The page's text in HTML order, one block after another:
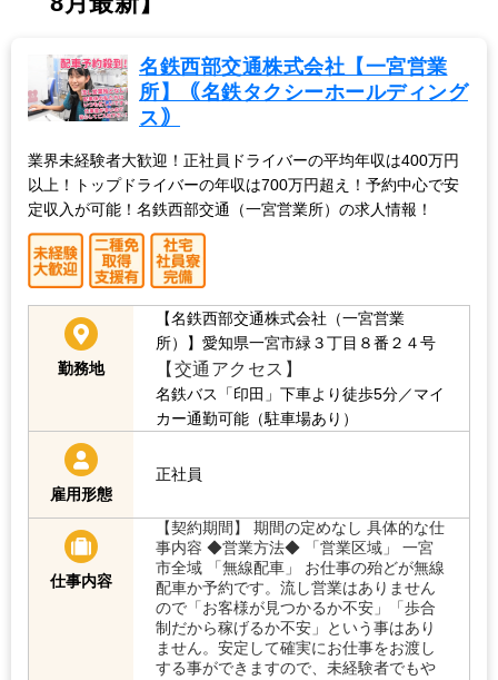
名鉄西部交通株式会社【一宮営業
所】｟名鉄タクシーホールディング
ス｠
業界未経験者大歓迎！正社員ドライバーの平均年収は400万円
以上！トップドライバーの年収は700万円超え！予約中心で安
定収入が可能！名鉄西部交通（一宮営業所）の求人情報！
勤務地
【名鉄西部交通株式会社（一宮営業
所）】愛知県一宮市緑３丁目８番２４号
【交通アクセス】
名鉄バス「印田」下車より徒歩5分／マイ
カー通勤可能（駐車場あり）
雇用形態
正社員
仕事内容
【契約期間】 期間の定めなし 具体的な仕
事内容 ◆営業方法◆ 「営業区域」 一宮
市全域 「無線配車」 お仕事の殆どが無線
配車か予約です。流し営業はありません
ので「お客様が見つかるか不安」「歩合
制だから稼げるか不安」という事はあり
ません。安定して確実にお仕事をお渡し
する事ができますので、未経験者でもや